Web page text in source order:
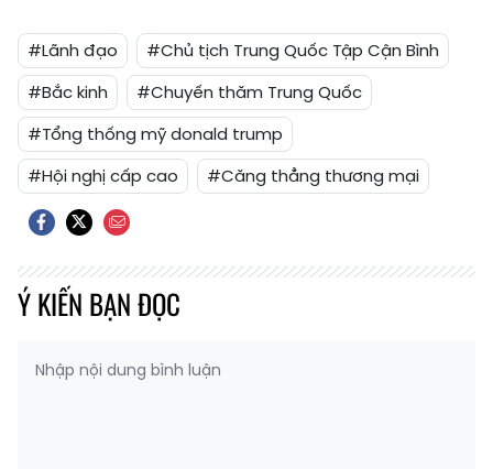
#Lãnh đạo
#Chủ tịch Trung Quốc Tập Cận Bình
#Bắc kinh
#Chuyến thăm Trung Quốc
#Tổng thống mỹ donald trump
#Hội nghị cấp cao
#Căng thẳng thương mại
Ý KIẾN BẠN ĐỌC